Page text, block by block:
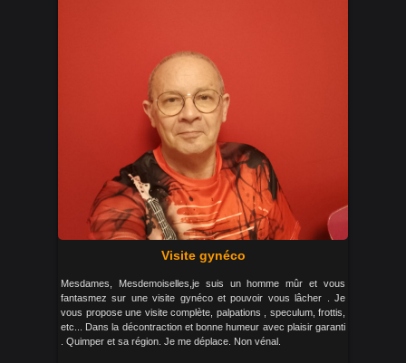
Visite gynéco
Mesdames, Mesdemoiselles,je suis un homme mûr et vous
fantasmez sur une visite gynéco et pouvoir vous lâcher . Je
vous propose une visite complète, palpations , speculum, frottis,
etc... Dans la décontraction et bonne humeur avec plaisir garanti
. Quimper et sa région. Je me déplace. Non vénal.